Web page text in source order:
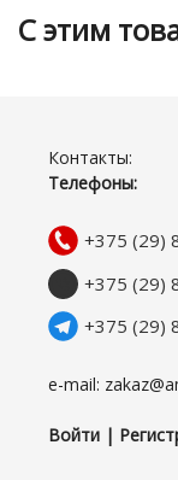
С этим
Контакты:
Телефоны:
+375 (29)
+375 (29)
+375 (29)
e-mail:
Войти |